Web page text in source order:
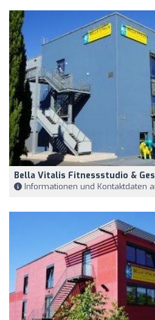
Bella Vitalis Fitnessstudio &
Informationen und Kontaktdaten